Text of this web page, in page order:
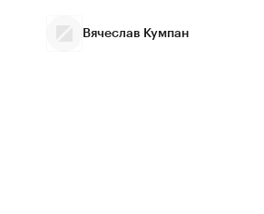
Вячеслав Кумпан